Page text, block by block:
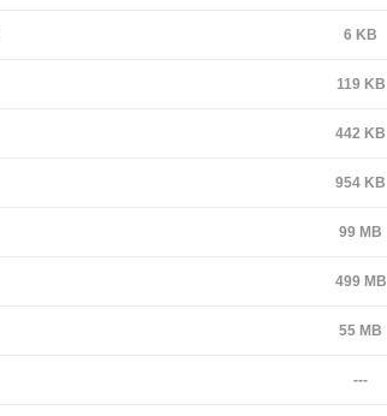
6 KB
119 KB
442 KB
954 KB
99 MB
499 MB
55 MB
---